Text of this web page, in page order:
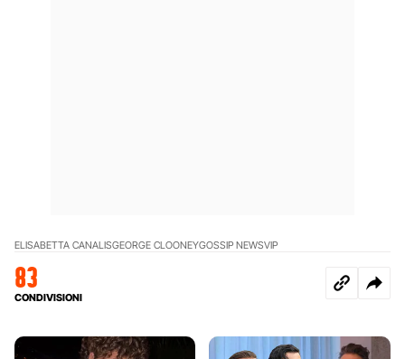
ELISABETTA CANALISGEORGE CLOONEYGOSSIP NEWSVIP
83
CONDIVISIONI